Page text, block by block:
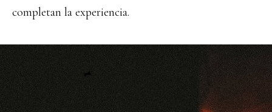
completan la experiencia.